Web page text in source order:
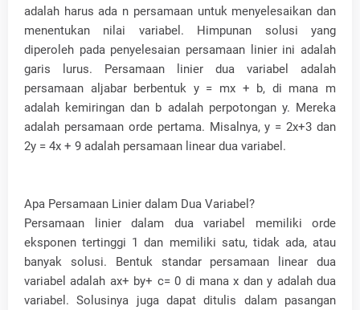
adalah harus ada n persamaan untuk menyelesaikan dan
menentukan nilai variabel. Himpunan solusi yang
diperoleh pada penyelesaian persamaan linier ini adalah
garis lurus. Persamaan linier dua variabel adalah
persamaan aljabar berbentuk y = mx + b, di mana m
adalah kemiringan dan b adalah perpotongan y. Mereka
adalah persamaan orde pertama. Misalnya, y = 2x+3 dan
2y = 4x + 9 adalah persamaan linear dua variabel.
Apa Persamaan Linier dalam Dua Variabel?
Persamaan linier dalam dua variabel memiliki orde
eksponen tertinggi 1 dan memiliki satu, tidak ada, atau
banyak solusi. Bentuk standar persamaan linear dua
variabel adalah ax+ by+ c= 0 di mana x dan y adalah dua
variabel. Solusinya juga dapat ditulis dalam pasangan